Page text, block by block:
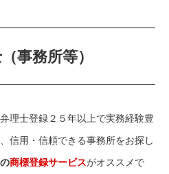
事務所等）
理士登録２５年以上で実務経験豊
信用・信頼できる事務所をお探し
商標登録サービスがオススメで